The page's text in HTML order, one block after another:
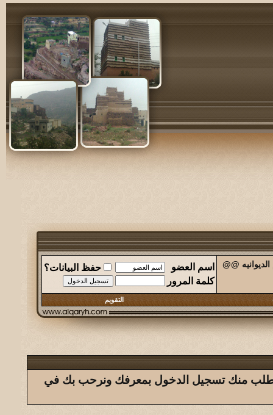
@@ اسم العضو
حفظ البيانات؟
كلمة المرور
التقويم
يتطلب منك تسجيل الدخول بمعرفك ونرحب بك في